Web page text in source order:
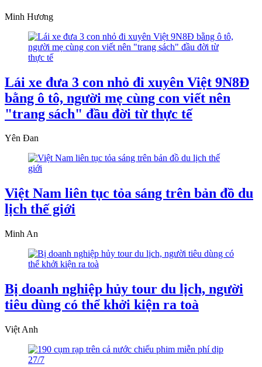
Minh Hương
Lái xe đưa 3 con nhỏ đi xuyên Việt 9N8Đ
bằng ô tô, người mẹ cùng con viết nên
"trang sách" đầu đời từ thực tế
Yên Đan
Việt Nam liên tục tỏa sáng trên bản đồ du
lịch thế giới
Minh An
Bị doanh nghiệp hủy tour du lịch, người
tiêu dùng có thể khởi kiện ra toà
Việt Anh